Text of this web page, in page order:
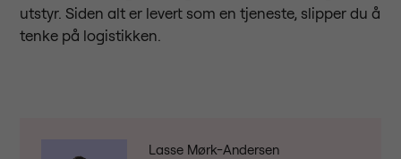
utstyr. Siden alt er levert som en tjeneste, slipper du å
tenke på logistikken.
Lasse Mørk-Andersen